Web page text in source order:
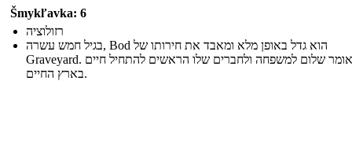
Šmykľavka: 6
רזולוציה
בגיל חמש עשרה, Bod הוא גדל באופן מלא ומאבד את חירותו של
Graveyard. הוא אומר שלום למשפחה ולחברים שלו הראשים להתחיל חיים
בארץ החיים.